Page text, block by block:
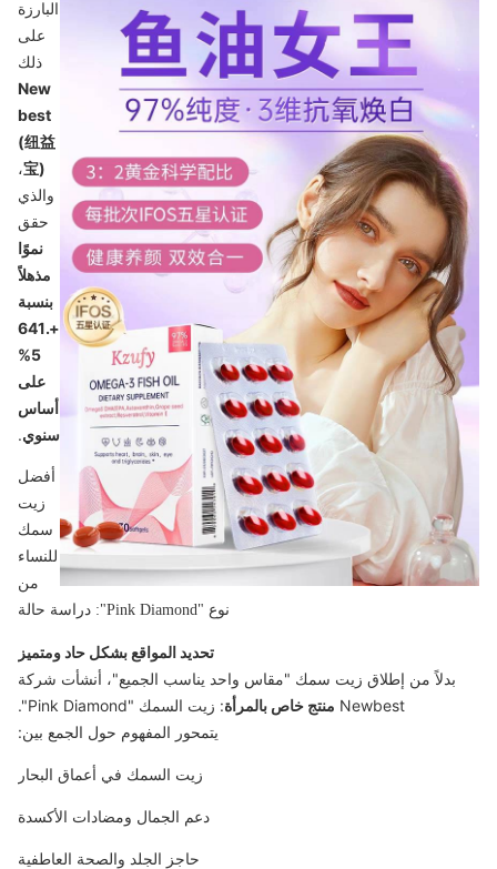
البارزة
على
ذلك
New
best
(纽益
宝)،
والذي
حقق
نموًا
مذهلاً
بنسبة
+641.
5%
على
أساس
سنوي.
أفضل
زيت
سمك
للنساء
من
نوع "Pink Diamond": دراسة حالة
تحديد المواقع بشكل حاد ومتميز
بدلاً من إطلاق زيت سمك "مقاس واحد يناسب الجميع"، أنشأت شركة
Newbest منتج خاص بالمرأة: زيت السمك "Pink Diamond".
يتمحور المفهوم حول الجمع بين:
زيت السمك في أعماق البحار
دعم الجمال ومضادات الأكسدة
حاجز الجلد والصحة العاطفية